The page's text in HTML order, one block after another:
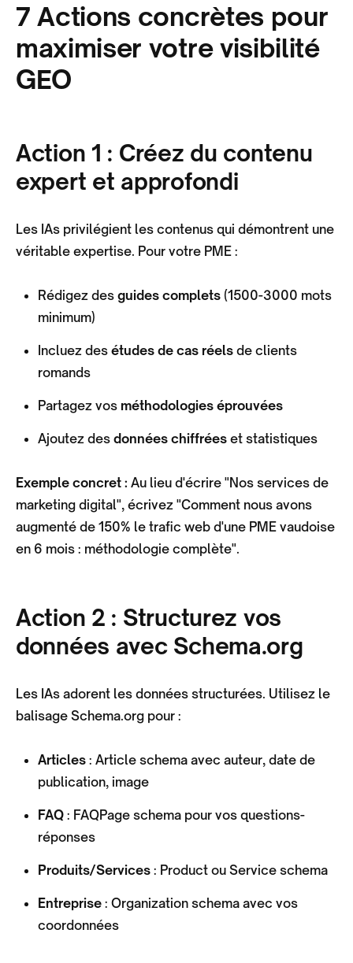
7 Actions concrètes pour
maximiser votre visibilité
GEO
Action 1 : Créez du contenu
expert et approfondi
Les IAs privilégient les contenus qui démontrent une
véritable expertise. Pour votre PME :
Rédigez des guides complets (1500-3000 mots
minimum)
Incluez des études de cas réels de clients
romands
Partagez vos méthodologies éprouvées
Ajoutez des données chiffrées et statistiques
Exemple concret : Au lieu d'écrire "Nos services de
marketing digital", écrivez "Comment nous avons
augmenté de 150% le trafic web d'une PME vaudoise
en 6 mois : méthodologie complète".
Action 2 : Structurez vos
données avec Schema.org
Les IAs adorent les données structurées. Utilisez le
balisage Schema.org pour :
Articles : Article schema avec auteur, date de
publication, image
FAQ : FAQPage schema pour vos questions-
réponses
Produits/Services : Product ou Service schema
Entreprise : Organization schema avec vos
coordonnées